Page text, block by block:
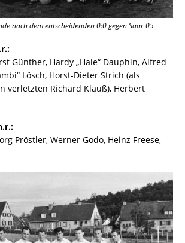
nach dem entscheidenden 0:0 gegen Saar 05
Günther, Hardy „Haie“ Dauphin, Alfred
Lösch, Horst-Dieter Strich (als
verletzten Richard Klauß), Herbert
Pröstler, Werner Godo, Heinz Freese,